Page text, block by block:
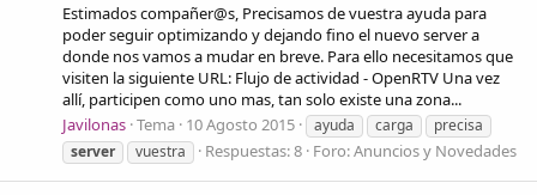
Estimados compañer@s, Precisamos de vuestra ayuda para
poder seguir optimizando y dejando fino el nuevo server a
donde nos vamos a mudar en breve. Para ello necesitamos que
visiten la siguiente URL: Flujo de actividad - OpenRTV Una vez
allí, participen como uno mas, tan solo existe una zona...
Javilonas Tema 10 Agosto 2015 ayuda carga
precisa
server
vuestra Respuestas: 8 Foro:Anuncios y Novedades